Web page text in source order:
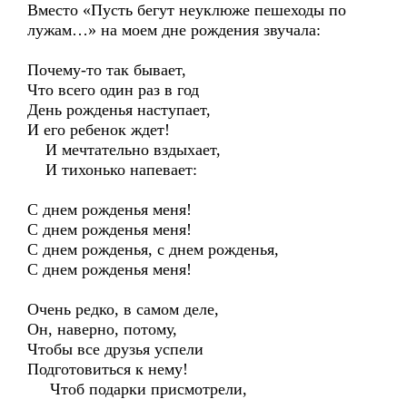
Вместо «Пусть бегут неуклюже пешеходы по
лужам…» на моем дне рождения звучала:
Почему-то так бывает,
Что всего один раз в год
День рожденья наступает,
И его ребенок ждет!
И мечтательно вздыхает,
И тихонько напевает:
С днем рожденья меня!
С днем рожденья меня!
С днем рожденья, с днем рожденья,
С днем рожденья меня!
Очень редко, в самом деле,
Он, наверно, потому,
Чтобы все друзья успели
Подготовиться к нему!
Чтоб подарки присмотрели,